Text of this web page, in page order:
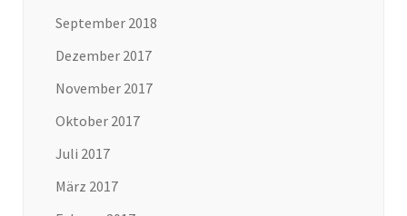
September 2018
Dezember 2017
November 2017
Oktober 2017
Juli 2017
März 2017